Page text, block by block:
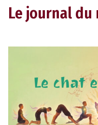
Le journal du